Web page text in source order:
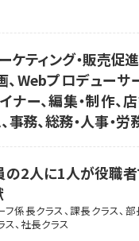
ケティング・販売促進
Webプロデューサ
ナー、編集・制作、
事務、総務・人事・労
の2人に1人が役職
係長クラス、課長クラス、部
ス、社長クラス